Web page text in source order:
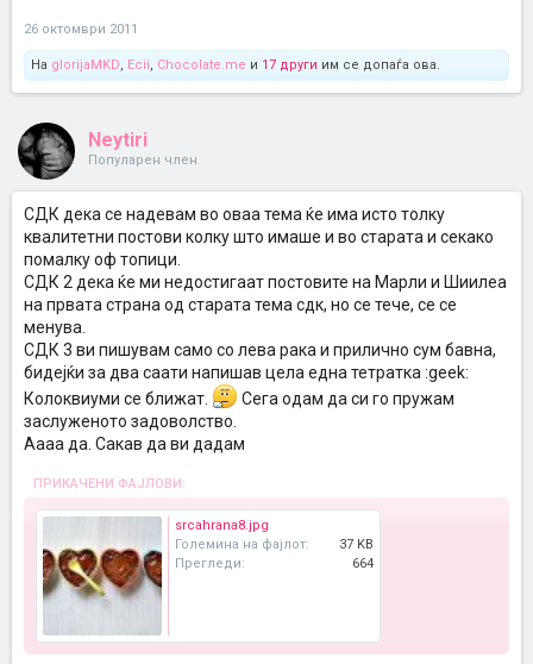
26 октомври 2011
На glorijaMKD, Ecii, Chocolate.me и 17 други им се допаѓа ова.
Neytiri
Популарен член
СДК дека се надевам во оваа тема ќе има исто толку
квалитетни постови колку што имаше и во старата и секако
помалку оф топици.
СДК 2 дека ќе ми недостигаат постовите на Марли и Шиилеа
на првата страна од старата тема сдк, но се тече, се се
менува.
СДК 3 ви пишувам само со лева рака и прилично сум бавна,
бидејќи за два саати напишав цела една тетратка :geek:
Колоквиуми се ближат.
Сега одам да си го пружам
заслуженото задоволство.
Аааа да. Сакав да ви дадам
ПРИКАЧЕНИ ФАЈЛОВИ:
srcahrana8.jpg
Големина на фајлот:
37 KB
Прегледи:
664